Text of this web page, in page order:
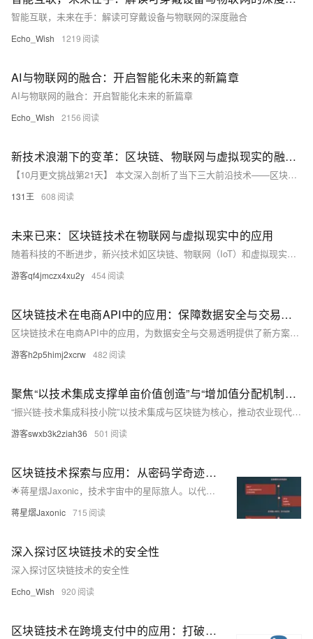
智能互联，未来在手：解读可穿戴设备与物联网的深度融合
Echo_Wish 1219
AI与物联网的融合：开启智能化未来的新篇章
AI与物联网的融合：开启智能化未来的新篇章
Echo_Wish 2156
新技术浪潮下的变革：区块链、物联网与虚拟现实的融合与创新####
【10月更文挑战第21天】 本文深入剖析了当下三大前沿技术——区块链、物联网（IoT）与虚拟现实（VR）的最新发展趋势，并探讨了它们各自在实际应用中的突破性进展与交叉融合的创新潜力，特别是在提升数据安全、优化用户体验及推动行业数字化转型方面的贡献。通过实例分析，本文揭示了这些技术如何单独及协同作用，重塑传统行业格局，促进数字经济与实体经济深度融合，开启智能化、透明化与沉浸式体验的新纪元。 ####
131王 608
未来已来：区块链技术在物联网与虚拟现实中的应用
随着科技的不断进步，新兴技术如区块链、物联网（IoT）和虚拟现实（VR）正在逐渐改变我们的生活和工作方式。本文将探讨这些技术的发展趋势和应用场景，以及它们如何相互融合，为我们带来更便捷、安全和沉浸式的体验。
游客qf4jmczx4xu2y 454
区块链技术在电商API中的应用：保障数据安全与交易透明
区块链技术在电商API中的应用，为数据安全与交易透明提供了新方案。通过数据加密、分布式存储、智能合约管理、商品溯源及实时结算等功能，有效提升电商数据安全性与交易可信度。然而，技术成熟度、隐私保护和监管合规等挑战仍需克服。未来，随着物联网、大数据等技术融合及政策支持，区块链将在电商领域发挥更大潜力，推动行业智能化发展。
游客h2p5himj2xcrw 482
聚焦“以技术集成支撑单亩价值创造”与“增加值分配机制区块链存证确权”两大核心本质
“振兴链-技术集成科技小院”以技术集成与区块链为核心，推动农业现代化。通过多维度技术整合（如精准农业、物联网等），突破资源约束，最大化单亩产值；同时利用区块链确权存证，建立透明分配机制，解决传统农业中收益不均问题。技术赋能生产，制度重塑分配，实现效率与公平的平衡，助力乡村振兴与产业升级。典型场景显示，该模式可显著提升单亩价值并确保增值公平分配。
游客swxb3k2ziah36 501
区块链技术探索与应用：从密码学奇迹到产业变革引擎
🌟蒋星熠Jaxonic，技术宇宙中的星际旅人。以代码为舟，算法为帆，在区块链的浩瀚星河中探索去中心化的未来。从智能合约到DeFi，用极客精神谱写信任新篇章。
蒋星熠Jaxonic 715
深入探讨区块链技术的安全性
深入探讨区块链技术的安全性
Echo_Wish 920
区块链技术在跨境支付中的应用：打破传统，畅行全球支付新时代